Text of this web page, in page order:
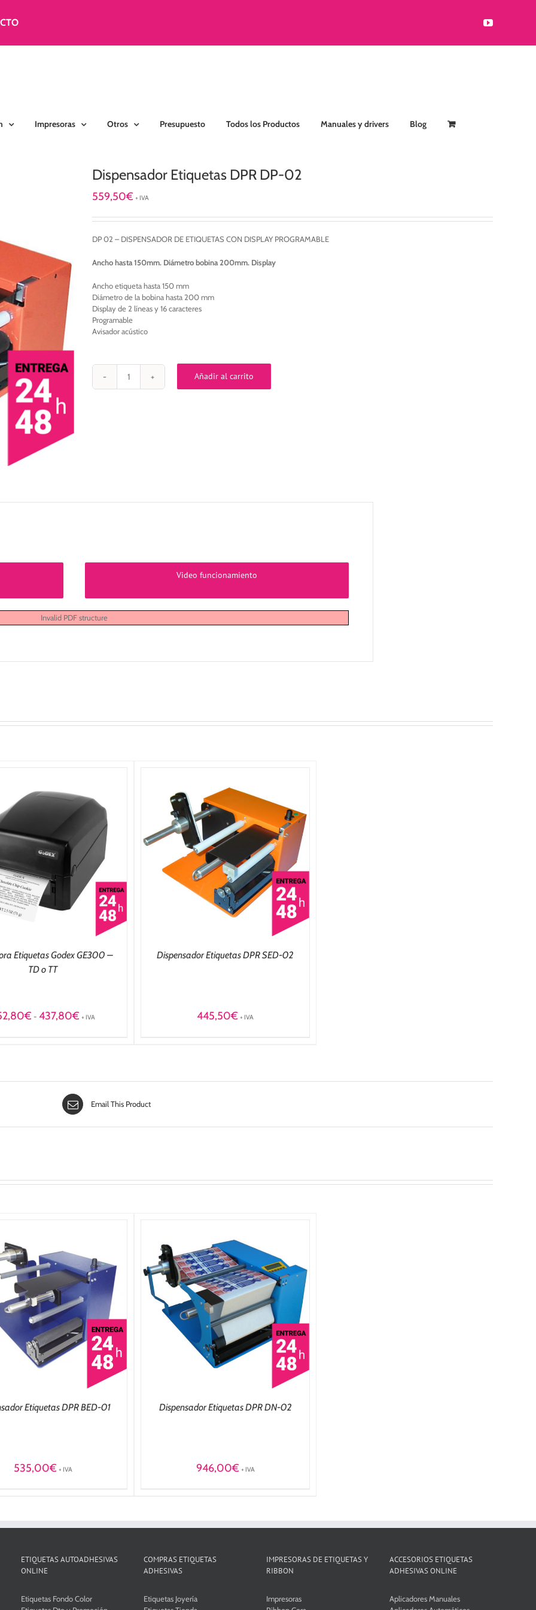
YouTube
Impresoras Otros Presupuesto Todos los Productos Manuales y drivers Blog
Dispensador Etiquetas DPR DP-02
559,50€ + IVA
DP 02 – DISPENSADOR DE ETIQUETAS CON DISPLAY PROGRAMABLE
Ancho hasta 150mm. Diámetro bobina 200mm. Display
Ancho etiqueta hasta 150 mm
Diámetro de la bobina hasta 200 mm
Display de 2 líneas y 16 caracteres
Programable
Avisador acústico
Dispensador
Etiquetas
Añadir al carrito
Video funcionamiento
Invalid PDF structure
Etiquetas Godex GE300 –
TD o TT
€ - 437,80€Rango
437,80€
+ IVA
AL CARRITO / DETALLES
Dispensador Etiquetas DPR SED-02
445,50€ + IVA
Email This Product
Etiquetas DPR BED-01
535,00€ + IVA
AL CARRITO / DETALLES
Dispensador Etiquetas DPR DN-02
946,00€ + IVA
ETIQUETAS AUTOADHESIVAS
ONLINE
Etiquetas Fondo Color
COMPRAS ETIQUETAS
ADHESIVAS
Etiquetas Joyería
IMPRESORAS DE ETIQUETAS Y
RIBBON
Impresoras
ACCESORIOS ETIQUETAS
ADHESIVAS ONLINE
Aplicadores Manuales